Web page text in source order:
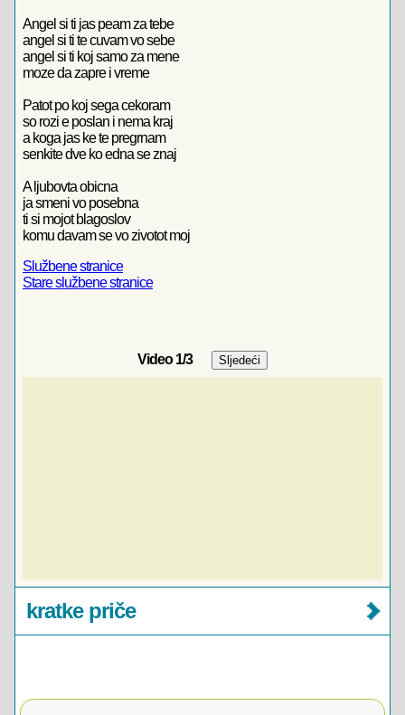
Angel si ti jas peam za tebe
angel si ti te cuvam vo sebe
angel si ti koj samo za mene
moze da zapre i vreme
Patot po koj sega cekoram
so rozi e poslan i nema kraj
a koga jas ke te pregrnam
senkite dve ko edna se znaj
A ljubovta obicna
ja smeni vo posebna
ti si mojot blagoslov
komu davam se vo zivotot moj
Službene stranice
Stare službene stranice
Video1/3
kratke priče